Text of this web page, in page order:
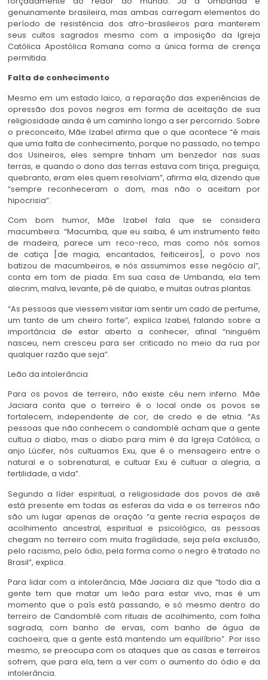
genuinamente brasileira, mas ambas carregam elementos do
período de resistência dos afro-brasileiros para manterem
seus cultos sagrados mesmo com a imposição da Igreja
Católica Apostólica Romana como a única forma de crença
permitida.
Falta de conhecimento
Mesmo em um estado laico, a reparação das experiências de
opressão dos povos negros em forma de aceitação de sua
religiosidade ainda é um caminho longo a ser percorrido. Sobre
o preconceito, Mãe Izabel afirma que o que acontece “é mais
que uma falta de conhecimento, porque no passado, no tempo
dos Usineiros, eles sempre tinham um benzedor nas suas
terras, e quando o dono das terras estava com tiriça, preguiça,
quebranto, eram eles quem resolviam”, afirma ela, dizendo que
“sempre reconheceram o dom, mas não o aceitam por
hipocrisia”.
Com bom humor, Mãe Izabel fala que se considera
macumbeira. “Macumba, que eu saiba, é um instrumento feito
de madeira, parece um reco-reco, mas como nós somos
de catiça [de magia, encantados, feiticeiros], o povo nos
batizou de macumbeiros, e nós assumimos esse negócio aí”,
conta em tom de piada. Em sua casa de Umbanda, ela tem
alecrim, malva, levante, pé de quiabo, e muitas outras plantas.
“As pessoas que viessem visitar iam sentir um cado de perfume,
um tanto de um cheiro forte”, explica Izabel, falando sobre a
importância de estar aberto a conhecer, afinal “ninguém
nasceu, nem cresceu para ser criticado no meio da rua por
qualquer razão que seja”.
Leão da intolerância
Para os povos de terreiro, não existe céu nem inferno. Mãe
Jaciara conta que o terreiro é o local onde os povos se
fortalecem, independente de cor, de credo e de etnia. “As
pessoas que não conhecem o candomblé acham que a gente
cultua o diabo, mas o diabo para mim é da Igreja Católica, o
anjo Lúcifer, nós cultuamos Exu, que é o mensageiro entre o
natural e o sobrenatural, e cultuar Exu é cultuar a alegria, a
fertilidade, a vida”.
Segundo a líder espiritual, a religiosidade dos povos de axé
está presente em todas as esferas da vida e os terreiros não
são um lugar apenas de oração “a gente recria espaços de
acolhimento ancestral, espiritual e psicológico, as pessoas
chegam no terreiro com muita fragilidade, seja pela exclusão,
pelo racismo, pelo ódio, pela forma como o negro é tratado no
Brasil”, explica.
Para lidar com a intolerância, Mãe Jaciara diz que “todo dia a
gente tem que matar um leão para estar vivo, mas é um
momento que o país está passando, e só mesmo dentro do
terreiro de Candomblé com rituais de acolhimento, com folha
sagrada, com banho de ervas, com banho de água de
cachoeira, que a gente está mantendo um equilíbrio”. Por isso
mesmo, se preocupa com os ataques que as casas e terreiros
sofrem, que para ela, tem a ver com o aumento do ódio e da
intolerância.